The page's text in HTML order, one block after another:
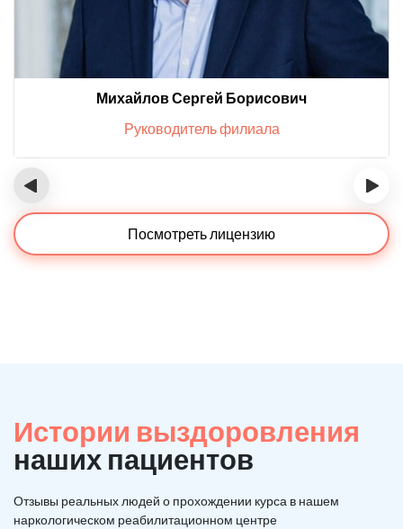
Михайлов Сергей Борисович
Руководитель филиала
‹ ›
Посмотреть лицензию
Истории выздоровления
наших пациентов
Отзывы реальных людей о прохождении курса в нашем
наркологическом реабилитационном центре